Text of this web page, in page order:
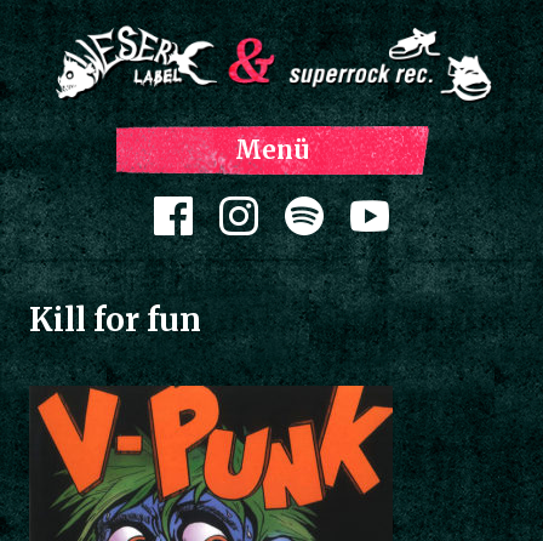
Menü
Zum Inhalt springen
Kill for fun